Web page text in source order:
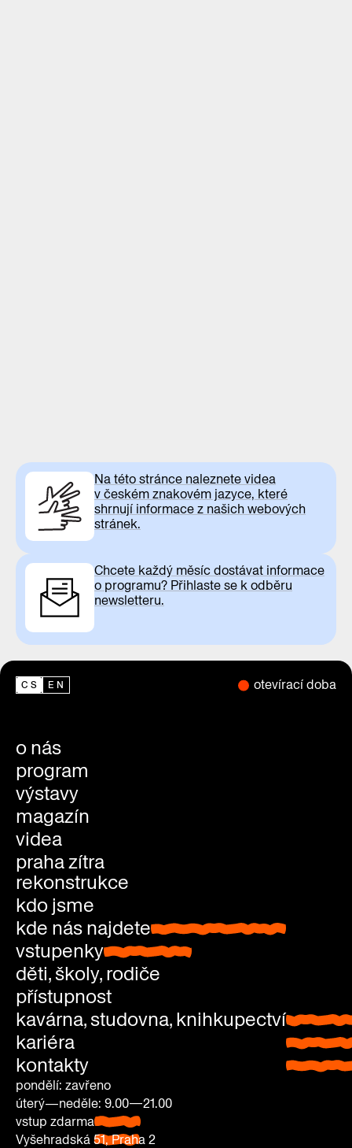
Na této stránce naleznete videa
v českém znakovém jazyce, které
shrnují informace z našich webových
stránek.
Chcete každý měsíc dostávat informace
o programu? Přihlaste se k odběru
newsletteru.
CS EN otevírací doba
o nás
program
výstavy
magazín
videa
praha zítra
rekonstrukce
kdo jsme
kde nás najdetekde nás najdete
vstupenkyvstupenky
děti, školy, rodiče
přístupnost
kavárna, studovna, knihkupectví
kariéra
kontakty
pondělí: zavřeno
úterý—neděle: 9.00—21.00
vstup zdarmapondělí:
zavřeno
Vyšehradská 51, Praha 2